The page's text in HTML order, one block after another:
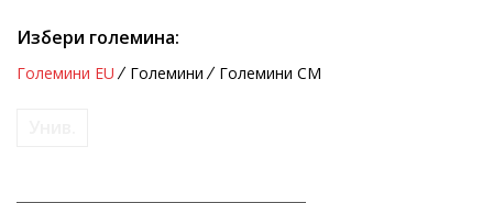
Избери големина:
Големини EU Големини Големини CM